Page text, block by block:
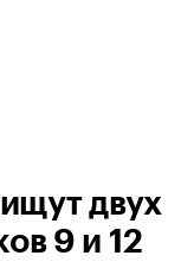
двух
9 и 12